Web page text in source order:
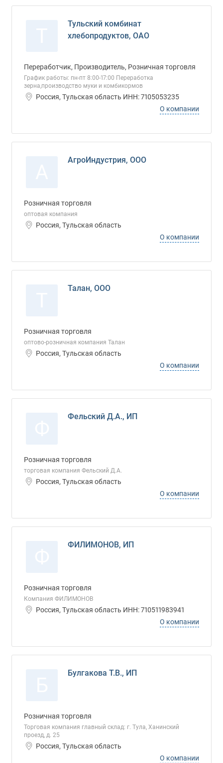
Тульский комбинат
хлебопродуктов, ОАО
Переработчик, Производитель, Розничная торговля
График работы: пн-пт 8:00-17:00 Переработка
зерна,производство муки и комбикормов
Россия, Тульская область ИНН: 7105053235
О компании
АгроИндустрия, ООО
Розничная торговля
оптовая компания
Россия, Тульская область
О компании
Талан, ООО
Розничная торговля
оптово-розничная компания Талан
Россия, Тульская область
О компании
Фельский Д.А., ИП
Розничная торговля
торговая компания Фельский Д.А.
Россия, Тульская область
О компании
ФИЛИМОНОВ, ИП
Розничная торговля
Компания ФИЛИМОНОВ
Россия, Тульская область ИНН: 710511983941
О компании
Булгакова Т.В., ИП
Розничная торговля
Торговая компания главный склад: г. Тула, Ханинский
проезд, д. 25
Россия, Тульская область
О компании